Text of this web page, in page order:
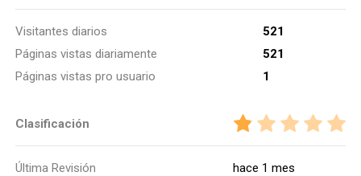
Visitantes diarios
521
Páginas vistas diariamente
521
Páginas vistas pro usuario
1
Clasificación
Última Revisión hace 1 mes